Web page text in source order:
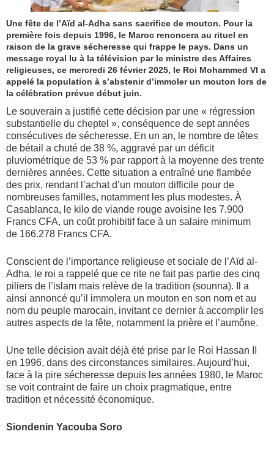
Une fête de l’Aïd al-Adha sans sacrifice de mouton. Pour la
première fois depuis 1996, le Maroc renoncera au rituel en
raison de la grave sécheresse qui frappe le pays. Dans un
message royal lu à la télévision par le ministre des Affaires
religieuses, ce mercredi 26 février 2025, le Roi Mohammed VI a
appelé la population à s’abstenir d’immoler un mouton lors de
la célébration prévue début juin.
Le souverain a justifié cette décision par une « régression
substantielle du cheptel », conséquence de sept années
consécutives de sécheresse. En un an, le nombre de têtes
de bétail a chuté de 38 %, aggravé par un déficit
pluviométrique de 53 % par rapport à la moyenne des trente
dernières années. Cette situation a entraîné une flambée
des prix, rendant l’achat d’un mouton difficile pour de
nombreuses familles, notamment les plus modestes. À
Casablanca, le kilo de viande rouge avoisine les 7.900
Francs CFA, un coût prohibitif face à un salaire minimum
de 166.278 Francs CFA.
Conscient de l’importance religieuse et sociale de l’Aïd al-
Adha, le roi a rappelé que ce rite ne fait pas partie des cinq
piliers de l’islam mais relève de la tradition (sounna). Il a
ainsi annoncé qu’il immolera un mouton en son nom et au
nom du peuple marocain, invitant ce dernier à accomplir les
autres aspects de la fête, notamment la prière et l’aumône.
Une telle décision avait déjà été prise par le Roi Hassan II
en 1996, dans des circonstances similaires. Aujourd’hui,
face à la pire sécheresse depuis les années 1980, le Maroc
se voit contraint de faire un choix pragmatique, entre
tradition et nécessité économique.
Siondenin Yacouba Soro